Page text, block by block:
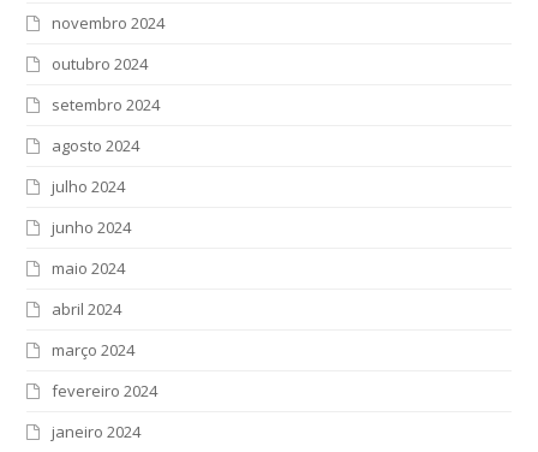
novembro 2024
outubro 2024
setembro 2024
agosto 2024
julho 2024
junho 2024
maio 2024
abril 2024
março 2024
fevereiro 2024
janeiro 2024